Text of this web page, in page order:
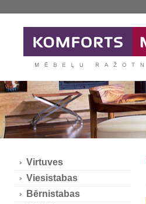
Virtuves
Viesistabas
Bērnistabas